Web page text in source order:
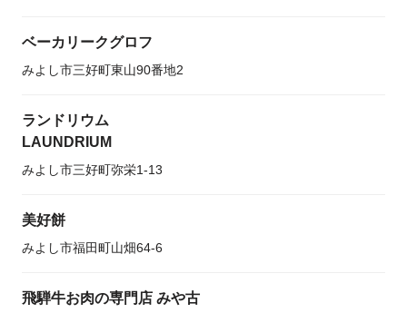
ベーカリークグロフ
みよし市三好町東山90番地2
ランドリウム
LAUNDRIUM
みよし市三好町弥栄1-13
美好餅
みよし市福田町山畑64-6
飛騨牛お肉の専門店 みや古